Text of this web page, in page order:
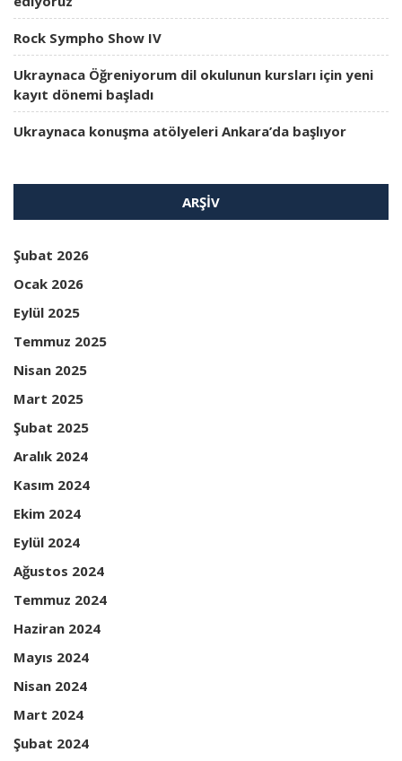
Rock Sympho Show IV
Ukraynaca Öğreniyorum dil okulunun kursları için yeni
kayıt dönemi başladı
Ukraynaca konuşma atölyeleri Ankara’da başlıyor
ARŞIV
Şubat 2026
Ocak 2026
Eylül 2025
Temmuz 2025
Nisan 2025
Mart 2025
Şubat 2025
Aralık 2024
Kasım 2024
Ekim 2024
Eylül 2024
Ağustos 2024
Temmuz 2024
Haziran 2024
Mayıs 2024
Nisan 2024
Mart 2024
Şubat 2024